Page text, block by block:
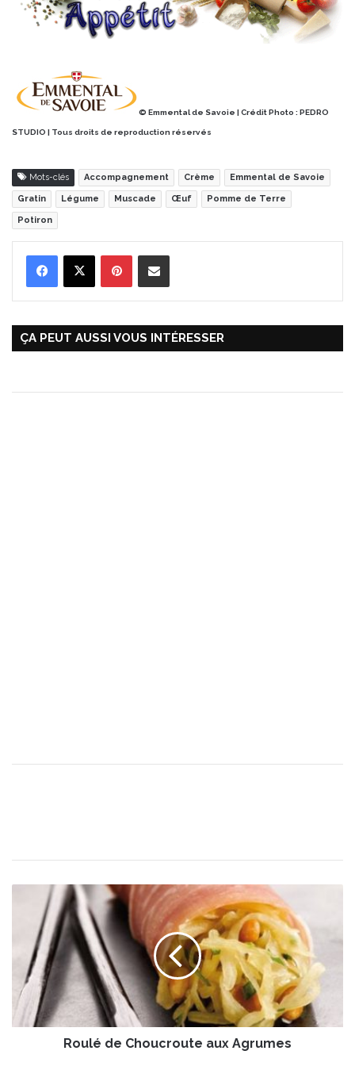
© Emmental de Savoie | Crédit Photo : PEDRO
STUDIO | Tous droits de reproduction réservés
Mots-clés Accompagnement Crème Emmental de Savoie
Gratin Légume Muscade Œuf Pomme de Terre
Potiron
ÇA PEUT AUSSI VOUS INTÉRESSER
C
h
Roulé de Choucroute aux Agrumes